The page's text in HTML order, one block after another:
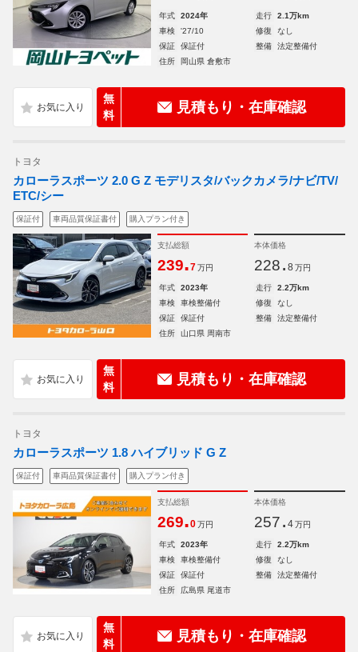
年式 2024年 走行
2.1万km
車検
'27/10 修復
なし
保証
保証付 整備
法定整備付
住所
岡山県 倉敷市
無
料
見積もり・在庫確認
トヨタ
カローラスポーツ 2.0 G Z モデリスタ/バックカメラ/ナビ/TV/
ETC/シー
保証付 車両品質保証書付 購入プラン付き
支払総額
239.7 万円
本体価格
228. 8 万円
年式 2023年 走行
2.2万km
車検
車検整備付 修復
なし
保証
保証付 整備
法定整備付
住所
山口県 周南市
無
料
見積もり・在庫確認
トヨタ
カローラスポーツ 1.8 ハイブリッド G Z
保証付 車両品質保証書付 購入プラン付き
支払総額
269.0 万円
本体価格
257. 4 万円
年式 2023年 走行
2.2万km
車検
車検整備付 修復
なし
保証
保証付 整備
法定整備付
住所
広島県 尾道市
無
料
見積もり・在庫確認